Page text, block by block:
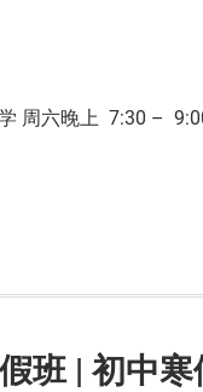
周六晚上 7:30 –
班 | 初中寒